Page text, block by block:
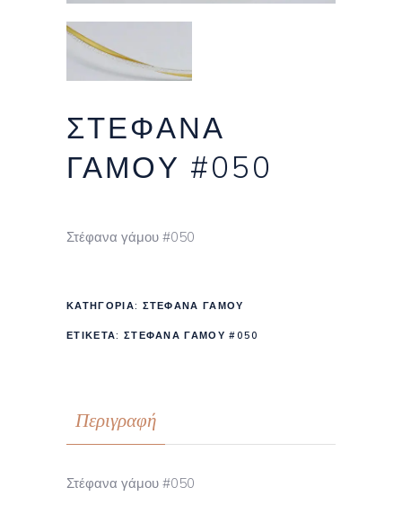
ΣΤΈΦΑΝΑ
ΓΆΜΟΥ #050
Στέφανα γάμου #050
ΚΑΤΗΓΟΡΊΑ: ΣΤΈΦΑΝΑ ΓΆΜΟΥ
ΕΤΙΚΈΤΑ: ΣΤΈΦΑΝΑ ΓΆΜΟΥ #050
Περιγραφή
Στέφανα γάμου #050